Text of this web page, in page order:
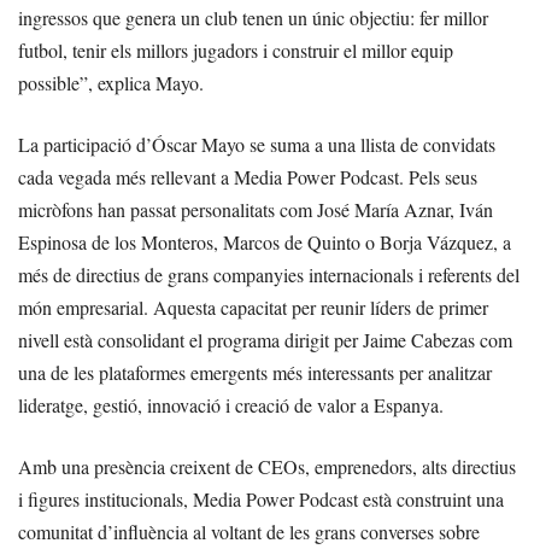
ingressos que genera un club tenen un únic objectiu: fer millor
futbol, tenir els millors jugadors i construir el millor equip
possible”, explica Mayo.
La participació d’Óscar Mayo se suma a una llista de convidats
cada vegada més rellevant a Media Power Podcast. Pels seus
micròfons han passat personalitats com José María Aznar, Iván
Espinosa de los Monteros, Marcos de Quinto o Borja Vázquez, a
més de directius de grans companyies internacionals i referents del
món empresarial. Aquesta capacitat per reunir líders de primer
nivell està consolidant el programa dirigit per Jaime Cabezas com
una de les plataformes emergents més interessants per analitzar
lideratge, gestió, innovació i creació de valor a Espanya.
Amb una presència creixent de CEOs, emprenedors, alts directius
i figures institucionals, Media Power Podcast està construint una
comunitat d’influència al voltant de les grans converses sobre